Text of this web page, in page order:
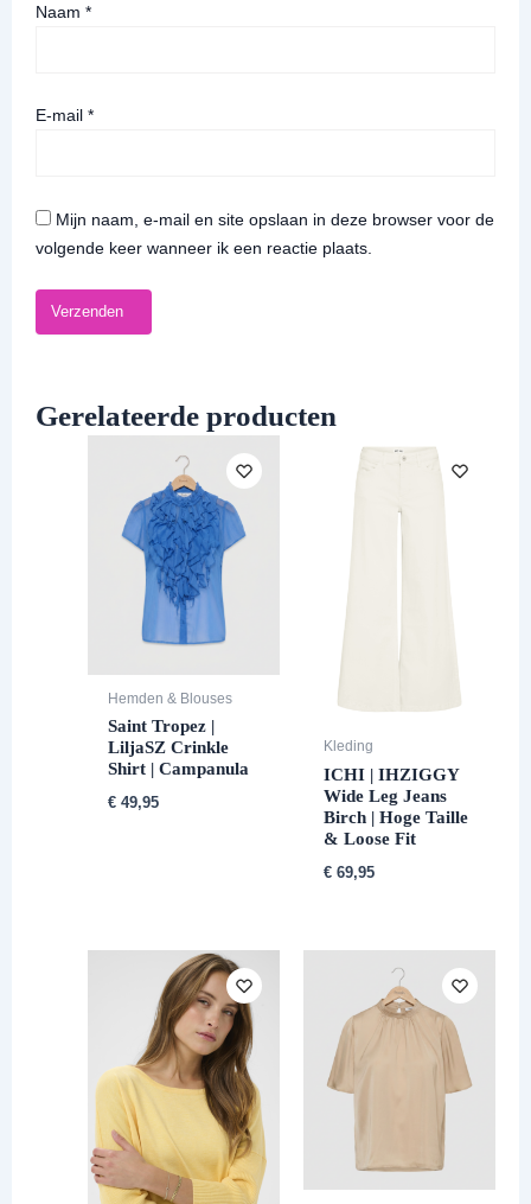
Naam *
E-mail *
Mijn naam, e-mail en site opslaan in deze browser voor de
volgende keer wanneer ik een reactie plaats.
Gerelateerde producten
Hemden & Blouses
Saint Tropez |
LiljaSZ Crinkle
Shirt | Campanula
€ 49,95
Kleding
ICHI | IHZIGGY
Wide Leg Jeans
Birch | Hoge Taille
& Loose Fit
€ 69,95